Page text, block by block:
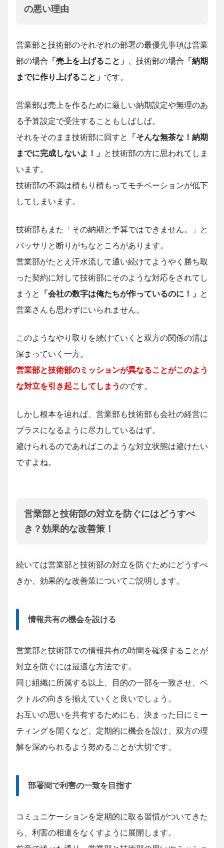
の悪い理由
営業部と技術部のそれぞれの部署の最優先事項は営業
部の場合 「売上を上げること」 、技術部の場合 「納期
までに作り上げること」 です。
営業部は売上を作るために厳しい納期設定や無理のあ
る予算設定で受注することもしばしば。
それをそのまま技術部に回すと
「そんな無茶な！納期
までに完成しないよ！」 と技術部の方に思われてしま
います。
技術部の不満は積もり積もってモチベーションが低下
してしまいます。
技術部もまた「その納期と予算ではできません。」と
バッサリと断りがちなところがあります。
営業部がたとえ汗水流して通い続けてようやく勝ち取
った契約に対して技術部にそのような対応をされてし
まうと
「会社の数字は俺たちが作っているのに！」 と
営業さんも思わずにいられません。
このようなやり取りを続けていくと双方の関係の溝は
深まっていく一方。
営業部と技術部のミッションが異なることがこのよう
な対立を引き起こしてしまうのです。
しかし根本を辿れば、営業部も技術部も会社の経営に
プラスになるように尽力しているはず。
避けられるのであればこのような対立状態は避けたい
ですよね。
営業部と技術部の対立を防ぐにはどうすべ
き？効果的な改善策！
続いては営業部と技術部の対立を防ぐためにどうすべ
きか、効果的な改善策についてご説明します。
情報共有の機会を設ける
営業部と技術部での情報共有の時間を確保することが
対立を防ぐには最適な方法です。
同じ組織に所属する以上、目的の一部を一致させ、ベ
クトルの向きを揃えていくと良いでしょう。
お互いの思いを共有するためにも、決まった日にミー
ティングを開くなど、定期的に機会を設け、双方の理
解を深められるよう努めることが大切です。
部署間で利害の一致を目指す
コミュニケーションを定期的に取る習慣がついてきた
ら、利害の相違をなくすように展開します。